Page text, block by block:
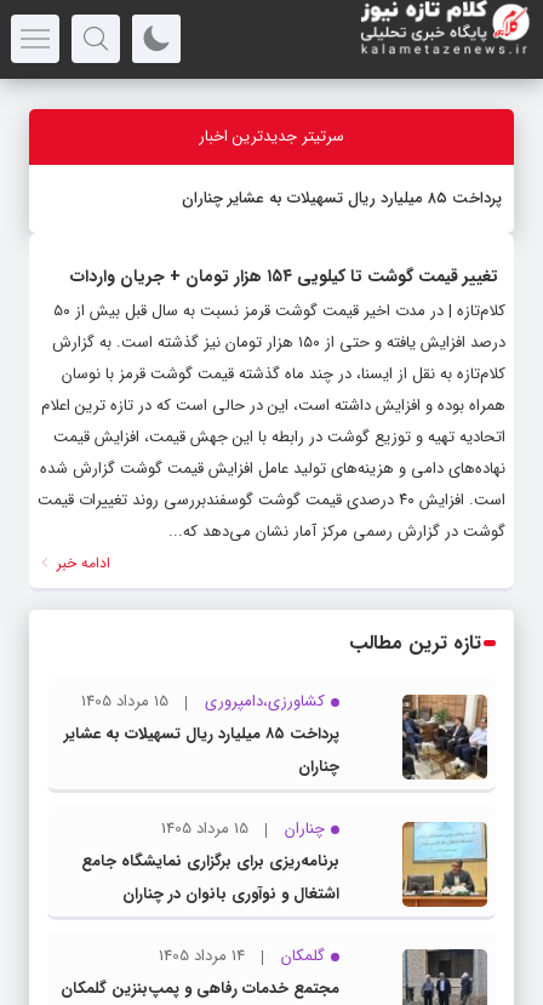
سرتیتر جدیدترین اخبار
پرداخت ۸۵ میلیارد ریال تسهیلات به عشایر چناران
تغییر قیمت گوشت تا کیلویی ۱۵۴ هزار تومان + جریان واردات
کلام‌تازه | در مدت اخیر قیمت گوشت قرمز نسبت به سال قبل بیش از ۵۰
درصد افزایش یافته و حتی از ۱۵۰ هزار تومان نیز گذشته است. به گزارش
کلام‌تازه به نقل از ایسنا، در چند ماه گذشته قیمت گوشت قرمز با نوسان
همراه بوده و افزایش داشته است، این در حالی است که در تازه ترین اعلام
اتحادیه تهیه و توزیع گوشت در رابطه با این جهش قیمت، افزایش قیمت
نهاده‌های دامی و هزینه‌های تولید عامل افزایش قیمت گوشت گزارش شده
است. افزایش ۴۰ درصدی قیمت گوشت گوسفندبررسی روند تغییرات قیمت
گوشت در گزارش رسمی مرکز آمار نشان می‌دهد که...
ادامه خبر
تازه ترین مطالب
کشاورزی،دامپروری
15 مرداد 1405
پرداخت ۸۵ میلیارد ریال تسهیلات به عشایر
چناران
چناران
15 مرداد 1405
برنامه‌ریزی برای برگزاری نمایشگاه جامع
اشتغال و نوآوری بانوان در چناران
گلمکان
14 مرداد 1405
مجتمع خدمات رفاهی و پمپ‌بنزین گلمکان